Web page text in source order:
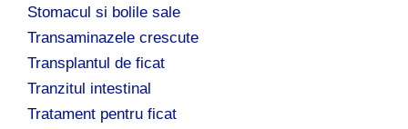
Stomacul si bolile sale
Transaminazele crescute
Transplantul de ficat
Tranzitul intestinal
Tratament pentru ficat